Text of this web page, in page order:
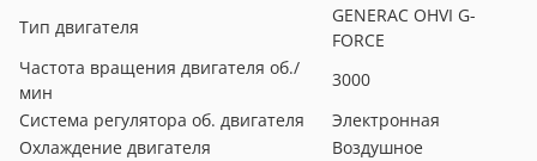
Тип двигателя
GENERAC OHVI G-
FORCE
Частота вращения двигателя об./
мин
3000
Система регулятора об. двигателя
Электронная
Охлаждение двигателя
Воздушное